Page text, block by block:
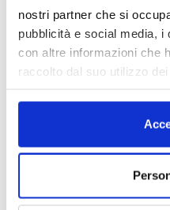
nostri partner che si
pubblicità e social media, i
con altre informazioni che
raccolto dal suo utilizzo dei
DALLE AZIENDENotizie
Prima
dell’IA